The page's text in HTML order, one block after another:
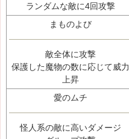
ランダムな敵に4回攻撃
まものよび
敵全体に攻撃
保護した魔物の数に応じて威力
上昇
愛のムチ
怪人系の敵に高いダメージ